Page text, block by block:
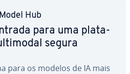
Hub
para uma pla­ta­
segura
para os modelos de IA mais